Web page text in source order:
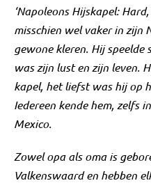
‘Napoleons Hijskapel:
misschien wel vaker in zijn
gewone kleren. Hij speelde
was zijn lust en zijn leven.
kapel, het liefst was hij op
Iedereen kende hem, zelfs
Mexico.
Zowel opa als oma is
Valkenswaard en hebben